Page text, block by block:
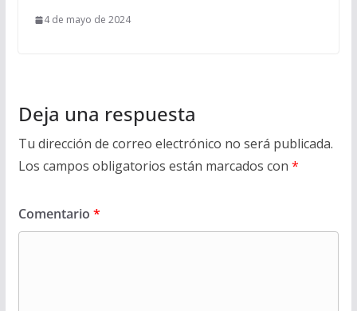
4 de mayo de 2024
Deja una respuesta
Tu dirección de correo electrónico no será publicada.
Los campos obligatorios están marcados con *
Comentario *